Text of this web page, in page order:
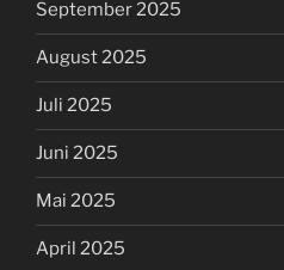
September 2025
August 2025
Juli 2025
Juni 2025
Mai 2025
April 2025